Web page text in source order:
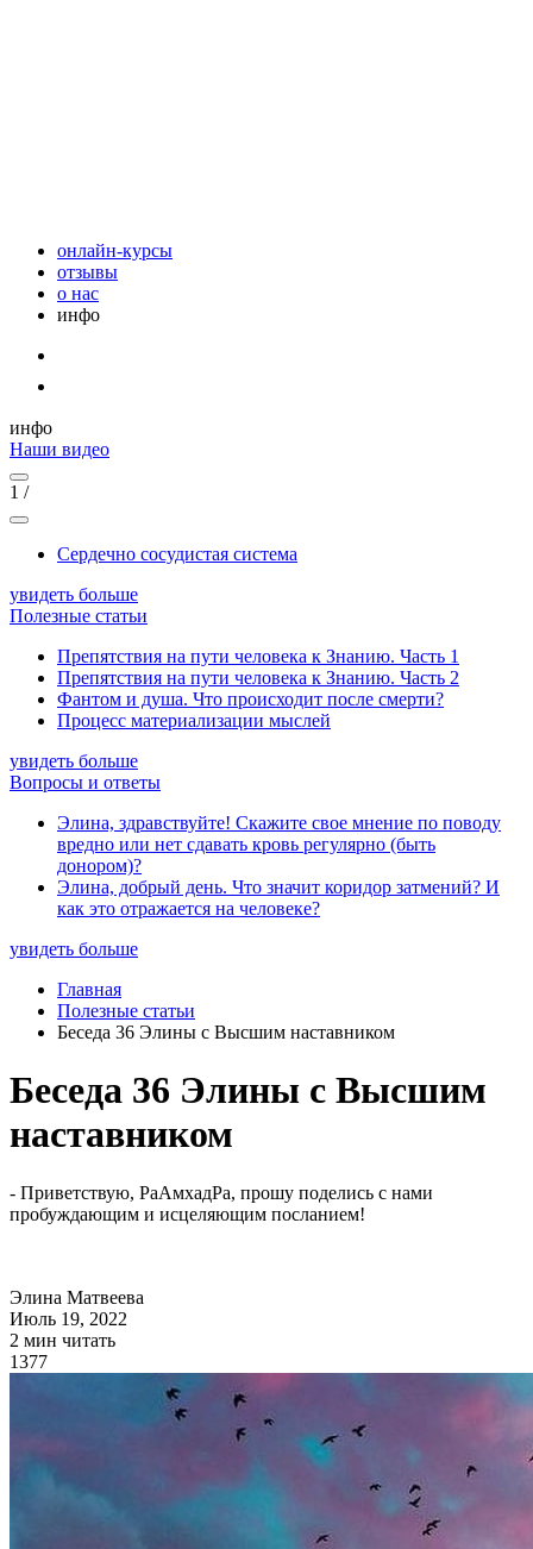
онлайн-курсы
отзывы
о нас
инфо
инфо
Наши видео
1 /
Сердечно сосудистая система
увидеть больше
Полезные статьи
Препятствия на пути человека к Знанию. Часть 1
Препятствия на пути человека к Знанию. Часть 2
Фантом и душа. Что происходит после смерти?
Процесс материализации мыслей
увидеть больше
Вопросы и ответы
Элина, здравствуйте! Скажите свое мнение по поводу
вредно или нет сдавать кровь регулярно (быть
донором)?
Элина, добрый день. Что значит коридор затмений? И
как это отражается на человеке?
увидеть больше
Главная
Полезные статьи
Беседа 36 Элины с Высшим наставником
Беседа 36 Элины с Высшим
наставником
- Приветствую, РаАмхадРа, прошу поделись с нами
пробуждающим и исцеляющим посланием!
Элина Матвеева
Июль 19, 2022
2 мин читать
1377